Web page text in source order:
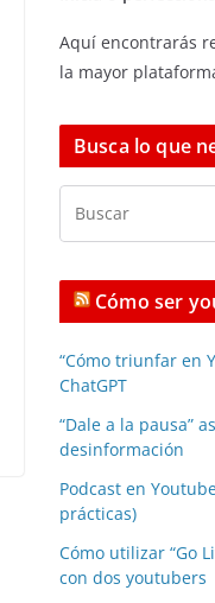
Aquí encontrarás
la mayor
Busca lo que
Cómo ser
“Cómo triunfar en
ChatGPT
“Dale a la pausa”
desinformación
Podcast en
prácticas)
Cómo utilizar “Go
con dos youtubers